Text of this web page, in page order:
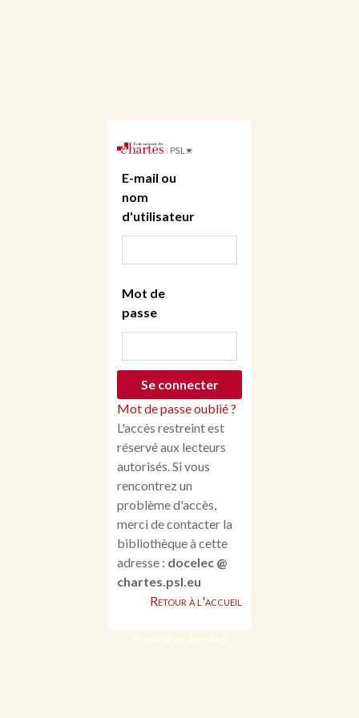
E-mail ou
nom
d'utilisateur
Mot de
passe
Mot de passe oublié ?
L'accès restreint est
réservé aux lecteurs
autorisés. Si vous
rencontrez un
problème d'accès,
merci de contacter la
bibliothèque à cette
adresse : docelec @
chartes.psl.eu
Retour à l'accueil
Propulsé par Omeka S